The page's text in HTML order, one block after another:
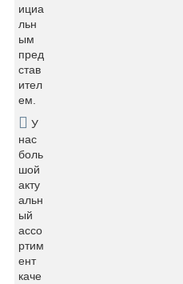
ициа
льн
ым
пред
став
ител
ем.
У
нас
боль
шой
акту
альн
ый
ассо
ртим
ент
каче